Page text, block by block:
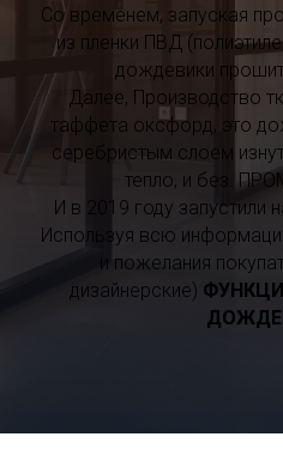
Со временем, запуская
из пленки ПВД
дождевики
Далее, Производство
таффета оксфорд, это
серебристым слоем
тепло, и без.
И в 2019 году
Используя всю
и пожелания
дизайнерские)